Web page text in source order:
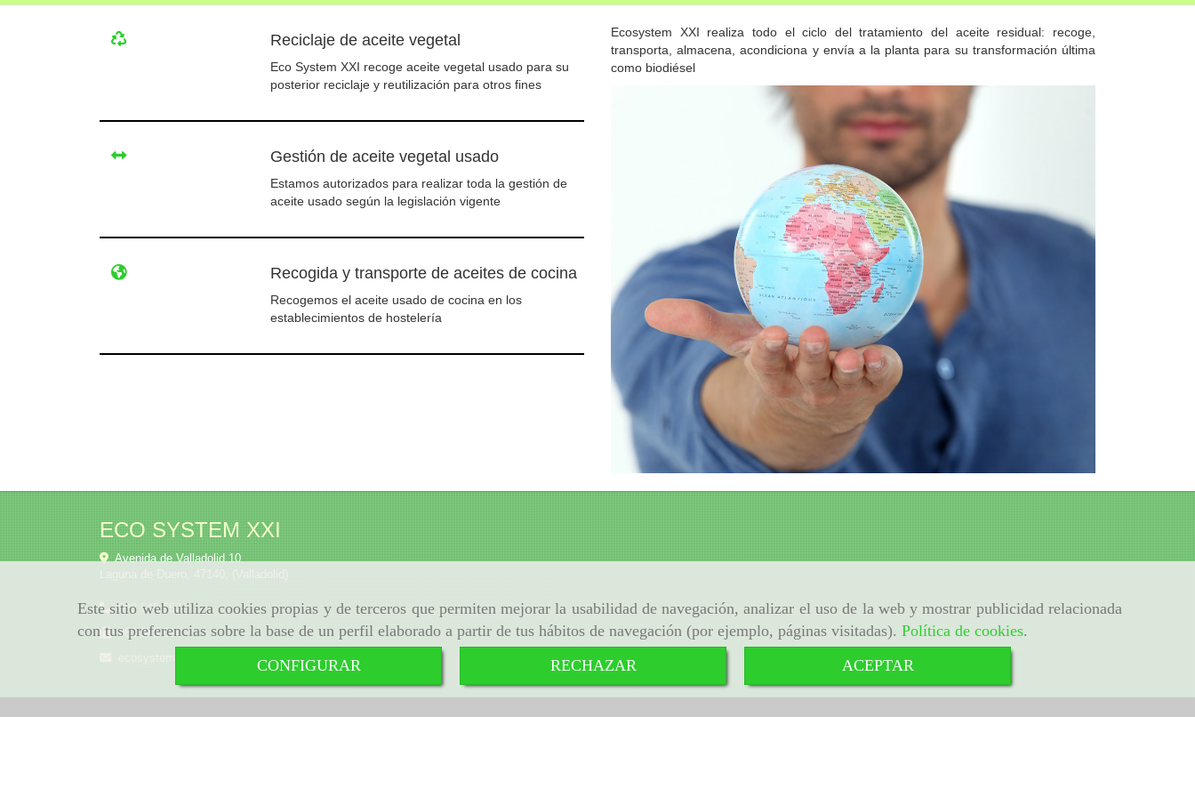
Este sitio web utiliza cookies propias y de terceros que permiten mejorar la usabilidad de navegación, analizar el uso de la web y mostrar publicidad relacionada
con tus preferencias sobre la base de un perfil elaborado a partir de tus hábitos de navegación (por ejemplo, páginas visitadas). Política de cookies.
CONFIGURAR
RECHAZAR ACEPTAR
Reciclaje de aceite vegetal
Eco System XXI recoge aceite vegetal usado para su
posterior reciclaje y reutilización para otros fines
Gestión de aceite vegetal usado
Estamos autorizados para realizar toda la gestión de
aceite usado según la legislación vigente
Recogida y transporte de aceites de cocina
Recogemos el aceite usado de cocina en los
establecimientos de hostelería
Ecosystem XXI realiza todo el ciclo del tratamiento del aceite residual: recoge,
transporta, almacena, acondiciona y envía a la planta para su transformación última
como biodiésel
ECO SYSTEM XXI
Avenida de Valladolid 10,
983 545 553
983 545 514
biograsas.com